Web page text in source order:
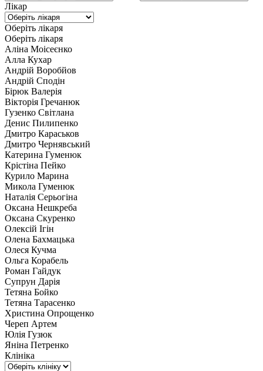
Лікар
Оберіть лікаря
Оберіть лікаря
Аліна Моісеєнко
Алла Кухар
Андрій Воробйов
Андрій Сподін
Бірюк Валерія
Вікторія Гречанюк
Гузенко Світлана
Денис Пилипенко
Дмитро Караськов
Дмитро Чернявський
Катерина Гуменюк
Крістіна Пейко
Курило Марина
Микола Гуменюк
Наталія Серьогіна
Оксана Нешкреба
Оксана Скуренко
Олексій Ігін
Олена Бахмацька
Олеся Кучма
Ольга Корабель
Роман Гайдук
Супрун Дарія
Тетяна Бойко
Тетяна Тарасенко
Христина Опрощенко
Череп Артем
Юлія Гузюк
Яніна Петренко
Клініка